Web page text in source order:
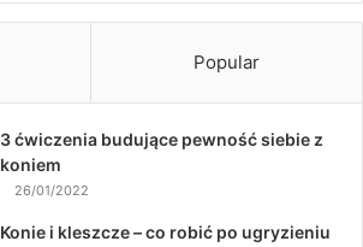
Popular
3 ćwiczenia budujące pewność siebie z
koniem
26/01/2022
Konie i kleszcze – co robić po ugryzieniu